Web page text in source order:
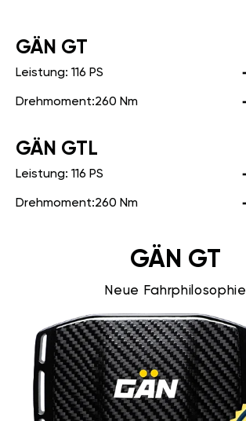
GÄN GT
Leistung: 116 PS
Drehmoment:260 Nm
GÄN GTL
Leistung: 116 PS
Drehmoment:260 Nm
GÄN GT
Neue Fahrphilosophie